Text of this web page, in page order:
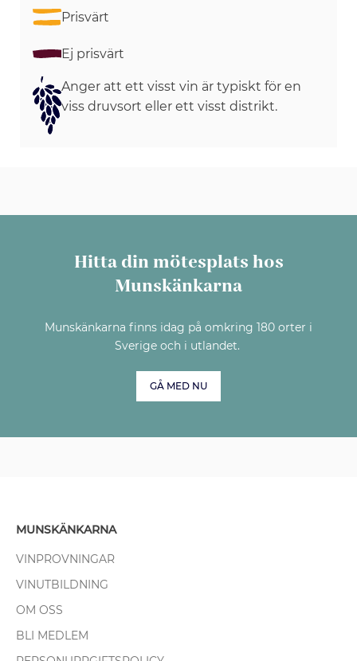
Prisvärt
Ej prisvärt
Anger att ett visst vin är typiskt för en
viss druvsort eller ett visst distrikt.
Hitta din mötesplats hos
Munskänkarna
Munskänkarna finns idag på omkring 180 orter i
Sverige och i utlandet.
GÅ MED NU
MUNSKÄNKARNA
VINPROVNINGAR
VINUTBILDNING
OM OSS
BLI MEDLEM